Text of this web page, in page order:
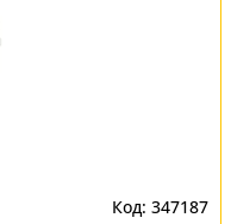
347187